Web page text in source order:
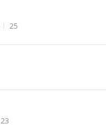
조회수
25
조회수
23